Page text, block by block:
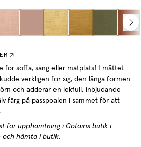
för soffa, säng eller matplats! I måttet
verkligen för sig, den långa formen
och adderar en lekfull, inbjudande
färg på passpoalen i sammet för att
för upphämtning i Gotains butik i
och hämta i butik.